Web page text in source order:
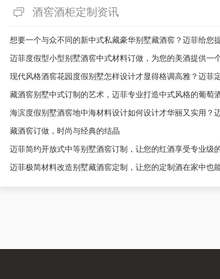
酒窖酒柜定制资讯
想要一个与众不同的新中式私藏豪华别墅藏酒窖？迈菲给您
迈菲度假型小型别墅酒窖中式材料订做，为您的美酒提供一
藏酒窖别墅中式订制的艺术，迈菲专业打造中式风格的葡萄
海滨度假别墅酒窖地中海材料设计如何设计才华丽又实用？
藏酒窖订做，时尚与经典的结晶
迈菲简约开放式中等别墅酒窖订制，让您的红酒享受专业级
迈菲极简材料改造别墅藏酒窖定制，让您的定制酒在家中也